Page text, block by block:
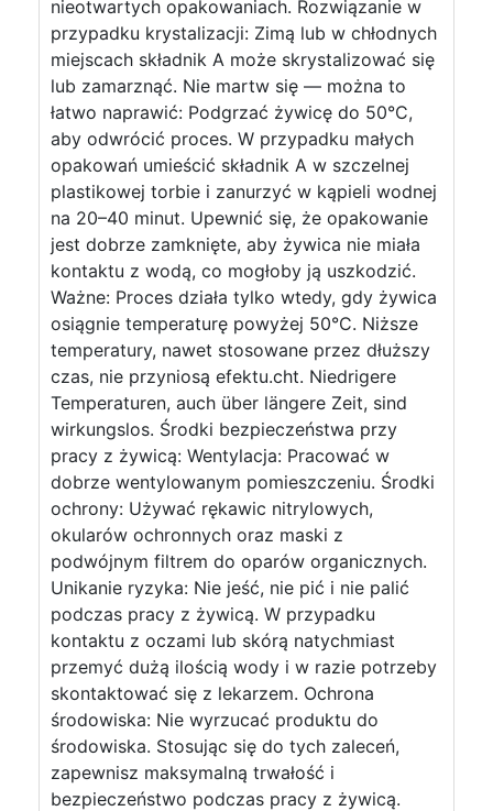
nieotwartych opakowaniach. Rozwiązanie w
przypadku krystalizacji: Zimą lub w chłodnych
miejscach składnik A może skrystalizować się
lub zamarznąć. Nie martw się — można to
łatwo naprawić: Podgrzać żywicę do 50°C,
aby odwrócić proces. W przypadku małych
opakowań umieścić składnik A w szczelnej
plastikowej torbie i zanurzyć w kąpieli wodnej
na 20–40 minut. Upewnić się, że opakowanie
jest dobrze zamknięte, aby żywica nie miała
kontaktu z wodą, co mogłoby ją uszkodzić.
Ważne: Proces działa tylko wtedy, gdy żywica
osiągnie temperaturę powyżej 50°C. Niższe
temperatury, nawet stosowane przez dłuższy
czas, nie przyniosą efektu.cht. Niedrigere
Temperaturen, auch über längere Zeit, sind
wirkungslos. Środki bezpieczeństwa przy
pracy z żywicą: Wentylacja: Pracować w
dobrze wentylowanym pomieszczeniu. Środki
ochrony: Używać rękawic nitrylowych,
okularów ochronnych oraz maski z
podwójnym filtrem do oparów organicznych.
Unikanie ryzyka: Nie jeść, nie pić i nie palić
podczas pracy z żywicą. W przypadku
kontaktu z oczami lub skórą natychmiast
przemyć dużą ilością wody i w razie potrzeby
skontaktować się z lekarzem. Ochrona
środowiska: Nie wyrzucać produktu do
środowiska. Stosując się do tych zaleceń,
zapewnisz maksymalną trwałość i
bezpieczeństwo podczas pracy z żywicą.